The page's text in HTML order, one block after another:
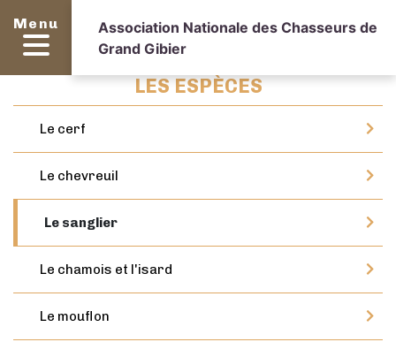
Menu
Association Nationale des Chasseurs de
Grand Gibier
LES ESPÈCES
Le cerf
Le chevreuil
Le sanglier
Le chamois et l'isard
Le mouflon